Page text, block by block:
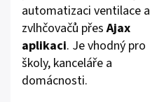
automatizaci ventilace a
zvlhčovačů přesAjax
aplikaci. Je vhodný pro
školy, kanceláře a
domácnosti.